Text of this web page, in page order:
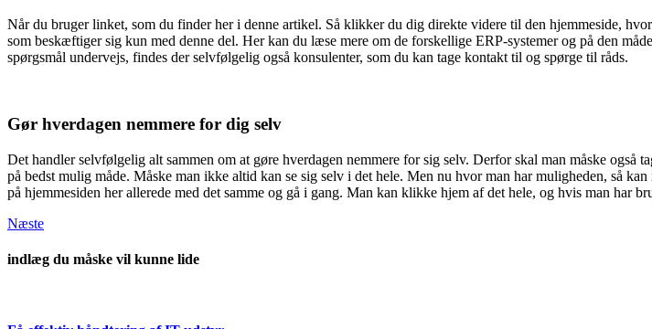
Når du bruger linket, som du finder her i denne artikel. Så klikker du dig direkte videre til den hjemmeside,
som beskæftiger sig kun med denne del. Her kan du læse mere om de forskellige ERP-systemer og på den
spørgsmål undervejs, findes der selvfølgelig også konsulenter, som du kan tage kontakt til og spørge til råds.
Gør hverdagen nemmere for dig selv
Det handler selvfølgelig alt sammen om at gøre hverdagen nemmere for sig selv. Derfor skal man måske
på bedst mulig måde. Måske man ikke altid kan se sig selv i det hele. Men nu hvor man har muligheden, så
på hjemmesiden her allerede med det samme og gå i gang. Man kan klikke hjem af det hele, og hvis man har
Næste
indlæg du måske vil kunne lide